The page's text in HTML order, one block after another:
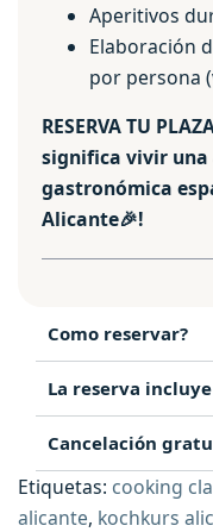
Aperitivos
Elaboración
por persona
RESERVA TU
significa vivir
gastronómica
Alicante🎉!
Como reservar?
La reserva incluye
Cancelación
Etiquetas: cooking
alicante, kochkurs